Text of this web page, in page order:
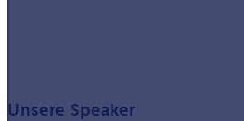
Unsere Speaker